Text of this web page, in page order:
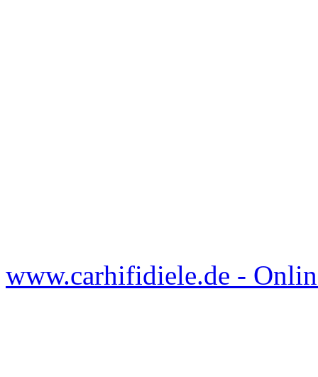
www.carhifidiele.de -